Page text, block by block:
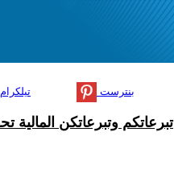
تيلكرام بنترست
تبرعاتكم وتبرعاتكن